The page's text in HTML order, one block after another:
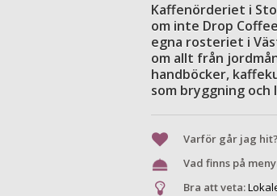
Kaffenörderiet i
om inte Drop
egna rosteriet i
om allt från
handböcker,
som bryggning
Varför går jag hit?
Vad finns på
Bra att veta: